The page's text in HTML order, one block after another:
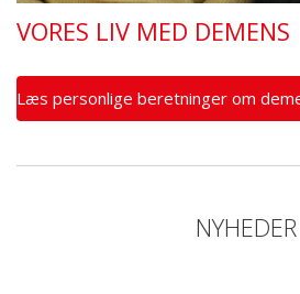
VORES LIV MED DEMENS
Læs personlige beretninger om
NYHEDER